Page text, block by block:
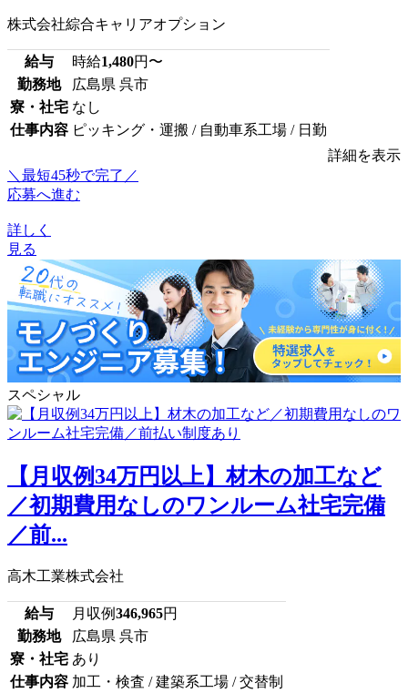
株式会社綜合キャリアオプション
給与 時給1,480円〜
勤務地
広島県 呉市
寮・社宅 なし
仕事内容 ピッキング・運搬 / 自動車系工場 / 日勤
詳細を表示
＼最短45秒で完了／
応募へ進む
詳しく
見る
スペシャル
【月収例34万円以上】材木の加工など
／初期費用なしのワンルーム社宅完備
／前...
高木工業株式会社
給与 月収例346,965円
勤務地
広島県 呉市
寮・社宅 あり
仕事内容 加工・検査 / 建築系工場 / 交替制